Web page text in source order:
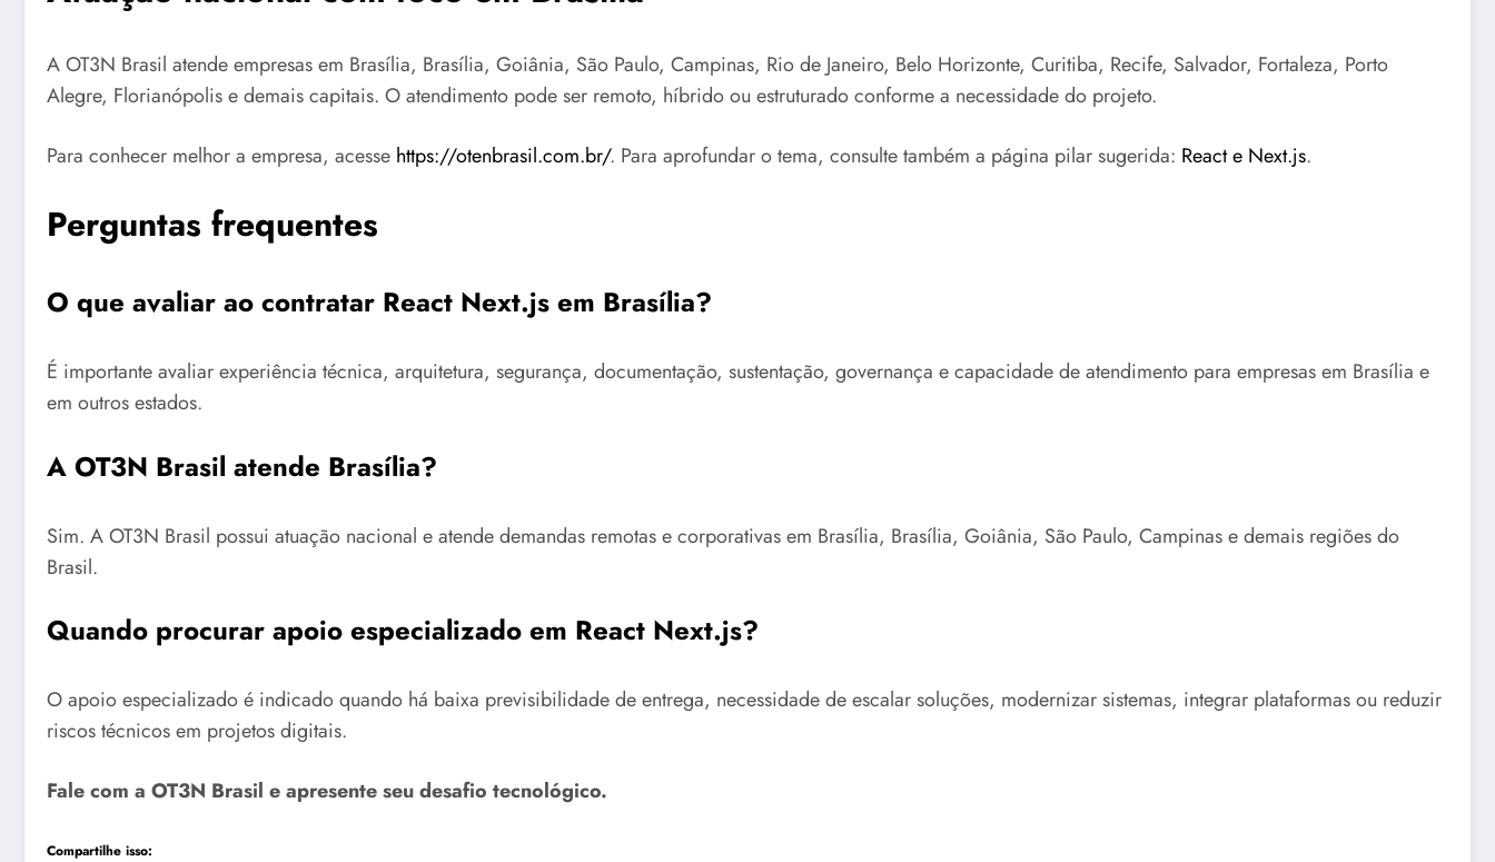
A OT3N Brasil atende empresas em Brasília, Brasília, Goiânia, São Paulo, Campinas, Rio de Janeiro, Belo Horizonte, Curitiba, Recife, Salvador, Fortaleza, Porto
Alegre, Florianópolis e demais capitais. O atendimento pode ser remoto, híbrido ou estruturado conforme a necessidade do projeto.
Para conhecer melhor a empresa, acesse https://otenbrasil.com.br/. Para aprofundar o tema, consulte também a página pilar sugerida: React e Next.js.
Perguntas frequentes
O que avaliar ao contratar React Next.js em Brasília?
É importante avaliar experiência técnica, arquitetura, segurança, documentação, sustentação, governança e capacidade de atendimento para empresas em Brasília e
em outros estados.
A OT3N Brasil atende Brasília?
Sim. A OT3N Brasil possui atuação nacional e atende demandas remotas e corporativas em Brasília, Brasília, Goiânia, São Paulo, Campinas e demais regiões do
Brasil.
Quando procurar apoio especializado em React Next.js?
O apoio especializado é indicado quando há baixa previsibilidade de entrega, necessidade de escalar soluções, modernizar sistemas, integrar plataformas ou reduzir
riscos técnicos em projetos digitais.
Fale com a OT3N Brasil e apresente seu desafio tecnológico.
Compartilhe isso: